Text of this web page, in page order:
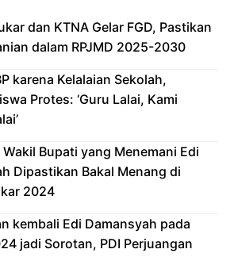
dan KTNA Gelar FGD, Pastikan
dalam RPJMD 2025-2030
karena Kelalaian Sekolah,
Protes: ‘Guru Lalai, Kami
Wakil Bupati yang Menemani Edi
Dipastikan Bakal Menang di
2024
kembali Edi Damansyah pada
jadi Sorotan, PDI Perjuangan